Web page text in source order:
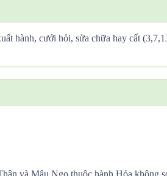
hành, cưới hỏi, sửa chữa hay cất
và Mậu Ngọ thuộc hành Hỏa không